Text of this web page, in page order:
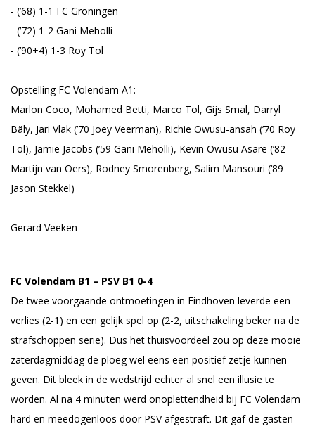
- (’68) 1-1 FC Groningen
- (’72) 1-2 Gani Meholli
- (’90+4) 1-3 Roy Tol
Opstelling FC Volendam A1:
Marlon Coco, Mohamed Betti, Marco Tol, Gijs Smal, Darryl
Bäly, Jari Vlak (’70 Joey Veerman), Richie Owusu-ansah (’70 Roy
Tol), Jamie Jacobs (’59 Gani Meholli), Kevin Owusu Asare (’82
Martijn van Oers), Rodney Smorenberg, Salim Mansouri (‘89
Jason Stekkel)
Gerard Veeken
FC Volendam B1 – PSV B1 0-4
De twee voorgaande ontmoetingen in Eindhoven leverde een
verlies (2-1) en een gelijk spel op (2-2, uitschakeling beker na de
strafschoppen serie). Dus het thuisvoordeel zou op deze mooie
zaterdagmiddag de ploeg wel eens een positief zetje kunnen
geven. Dit bleek in de wedstrijd echter al snel een illusie te
worden. Al na 4 minuten werd onoplettendheid bij FC Volendam
hard en meedogenloos door PSV afgestraft. Dit gaf de gasten